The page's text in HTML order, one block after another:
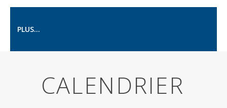
PLUS...
CALENDRIER